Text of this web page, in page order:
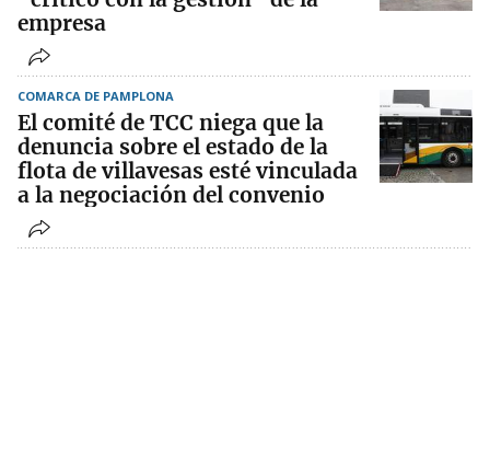
empresa
COMARCA DE PAMPLONA
El comité de TCC niega que la
denuncia sobre el estado de la
flota de villavesas esté vinculada
a la negociación del convenio